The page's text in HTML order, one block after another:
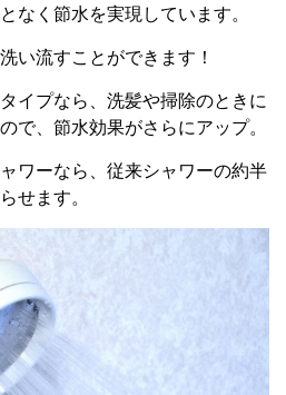
なく節水を実現しています。
い流すことができます！
イプなら、洗髪や掃除のときに
で、節水効果がさらにアップ。
ワーなら、従来シャワーの約半
せます。